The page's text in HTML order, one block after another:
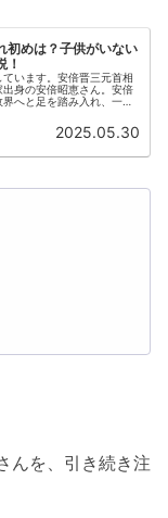
初めは？子供がいない
！
います。安倍晋三元首相
身の安倍昭恵さん。安倍
へと足を踏み入れ、一方
2025.05.30
んを、引き続き注